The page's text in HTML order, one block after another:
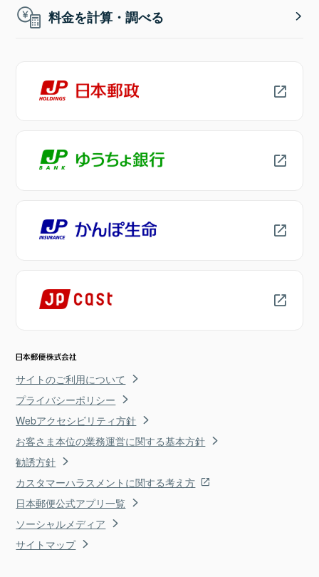
料金を計算・調べる
サイトのご利用について
プライバシーポリシー
Webアクセシビリティ方針
お客さま本位の業務運営に関する基本方針
勧誘方針
カスタマーハラスメントに関する考え方
日本郵便公式アプリ一覧
ソーシャルメディア
サイトマップ